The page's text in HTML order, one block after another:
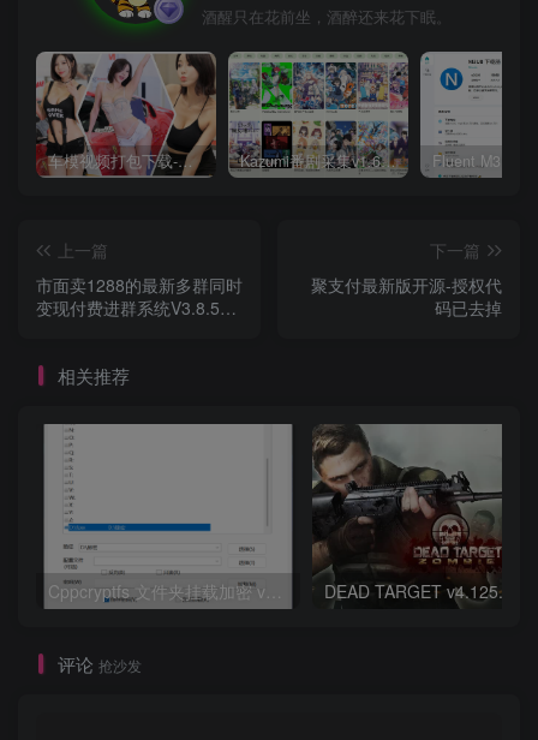
酒醒只在花前坐，酒醉还来花下眠。
车模视频打包下载-高清无水印版 Kazumi番剧采集v1.6.9：支持自定义规则+在线观看+弹幕，跨平台下载
上一篇
市面卖1288的最新多群同时
变现付费进群系统V3.8.5版
下一篇
聚支付最新版开源-授权代
码已去掉
相关推荐
评论 抢沙发